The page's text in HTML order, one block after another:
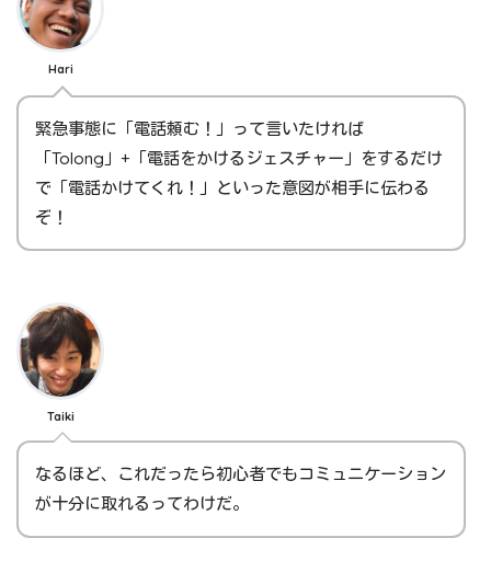
Hari
緊急事態に「電話頼む！」って言いたければ
「Tolong」+「電話をかけるジェスチャー」をするだけ
で「電話かけてくれ！」といった意図が相手に伝わる
ぞ！
Taiki
なるほど、これだったら初心者でもコミュニケーション
が十分に取れるってわけだ。